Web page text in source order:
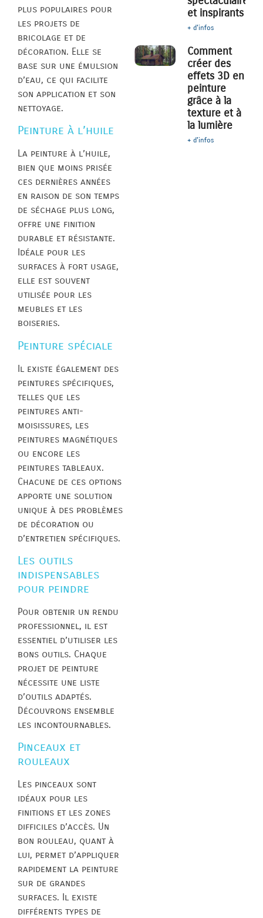
plus populaires pour
les projets de
bricolage et de
décoration. Elle se
base sur une émulsion
d’eau, ce qui facilite
son application et son
nettoyage.
Peinture à l’huile
La peinture à l’huile,
bien que moins prisée
ces dernières années
en raison de son temps
de séchage plus long,
offre une finition
durable et résistante.
Idéale pour les
surfaces à fort usage,
elle est souvent
utilisée pour les
meubles et les
boiseries.
Peinture spéciale
Il existe également des
peintures spécifiques,
telles que les
peintures anti-
moisissures, les
peintures magnétiques
ou encore les
peintures tableaux.
Chacune de ces options
apporte une solution
unique à des problèmes
de décoration ou
d’entretien spécifiques.
Les outils
indispensables
pour peindre
Pour obtenir un rendu
professionnel, il est
essentiel d’utiliser les
bons outils. Chaque
projet de peinture
nécessite une liste
d’outils adaptés.
Découvrons ensemble
les incontournables.
Pinceaux et
rouleaux
Les pinceaux sont
idéaux pour les
finitions et les zones
difficiles d’accès. Un
bon rouleau, quant à
lui, permet d’appliquer
rapidement la peinture
sur de grandes
surfaces. Il existe
différents types de
et inspirants
+ d'infos
Comment
créer des
effets 3D en
peinture
grâce à la
texture et à
la lumière
+ d'infos